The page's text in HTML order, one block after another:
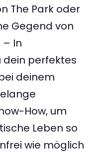
The Park oder
Gegend von
In
perfektes
deinem
How, um
Leben so
wie möglich